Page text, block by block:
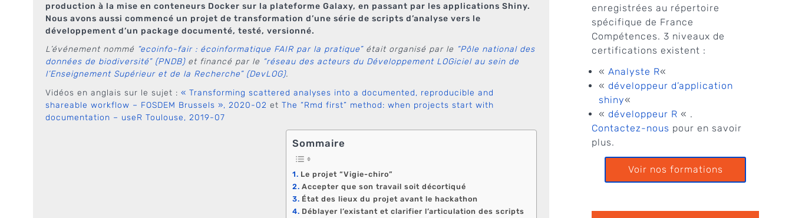
production à la mise en conteneurs Docker sur la plateforme Galaxy, en passant par les applications Shiny.
Nous avons aussi commencé un projet de transformation d’une série de scripts d’analyse vers le
développement d’un package documenté, testé, versionné.
L’événement nommé “ecoinfo-fair : écoinformatique FAIR par la pratique”était organisé par le “Pôle national des
données de biodiversité” (PNDB)et financé par le “réseau des acteurs du Développement LOGiciel au sein de
l’Enseignement Supérieur et de la Recherche” (DevLOG).
Vidéos en anglais sur le sujet : « Transforming scattered analyses into a documented, reproducible and
shareable workflow – FOSDEM Brussels », 2020-02 et The “Rmd first” method: when projects start with
documentation – useR Toulouse, 2019-07
Sommaire
Le projet “Vigie-chiro”
Accepter que son travail soit décortiqué
État des lieux du projet avant le hackathon
Déblayer l’existant et clarifier l’articulation des scripts
enregistrées au répertoire
spécifique de France
Compétences. 3 niveaux de
certifications existent :
« Analyste R«
« développeur d’application
shiny«
« développeur R « .
Contactez-nous pour en savoir
plus.
Voir nos formations